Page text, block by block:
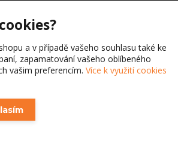
a v případě vašeho souhlasu také ke
zapamatování vašeho oblíbeného
vašim preferencím. Více k využití cookies